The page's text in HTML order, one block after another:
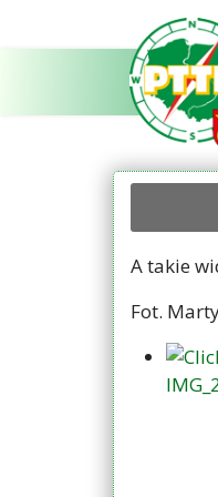
A takie
Fot.